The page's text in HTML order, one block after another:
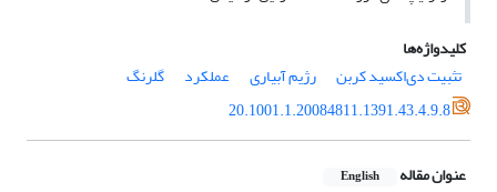
کلیدواژه‌ها
تثبیت دی‌اکسید کربن
رژیم آبیاری عملکرد
گلرنگ
20.1001.1.20084811.1391.43.4.9.8
عنوان مقاله English